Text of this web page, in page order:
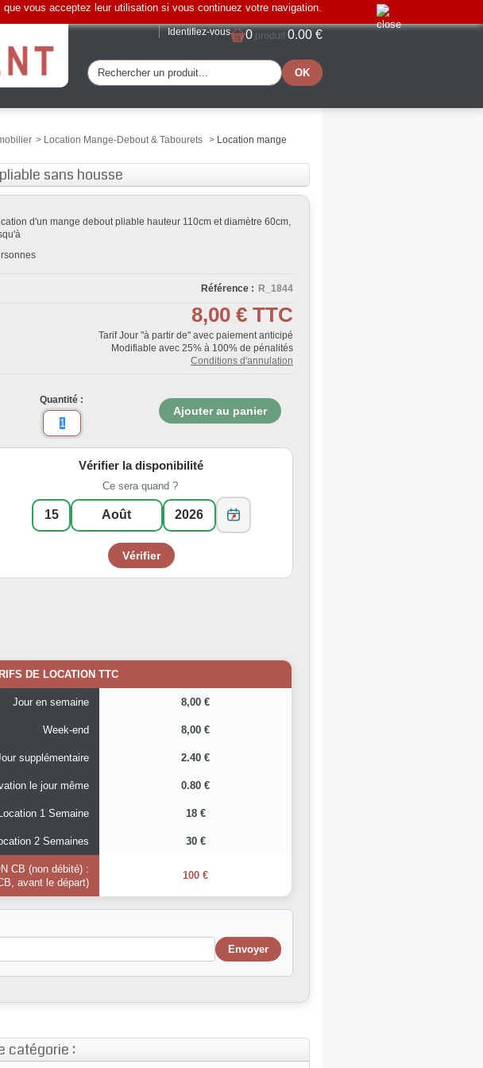
Identifiez-vous 0 produit 0.00 €
vous acceptez leur utilisation si vous continuez votre navigation.
> Location Mange-Debout & Tabourets > Location mange
sans housse
d'un mange debout pliable hauteur 110cm et diamètre 60cm,
Référence : R_1844
8,00 € TTC
Tarif Jour "à partir de" avec paiement anticipé
Modifiable avec 25% à 100% de pénalités
Conditions d'annulation
Quantité :
Vérifier la disponibilité
Ce sera quand ?
DE LOCATION TTC
Jour en semaine 8,00 €
Week-end 8,00 €
supplémentaire 2.40 €
le jour même 0.80 €
Location 1 Semaine 18 €
2 Semaines 30 €
CB (non débité) :
avant le départ)
100 €
catégorie :